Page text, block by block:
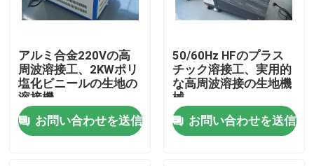
私達に連絡しなさい
引用を要求しなさい
アルミ合金220Vの高
周波溶接工、2KWポリ
塩化ビニールの生地の
溶接機
お問い合わせを送信
50/60Hz HFのプラス
チック溶接工、実用的
な高周波溶接の生地機
械
お問い合わせを送信